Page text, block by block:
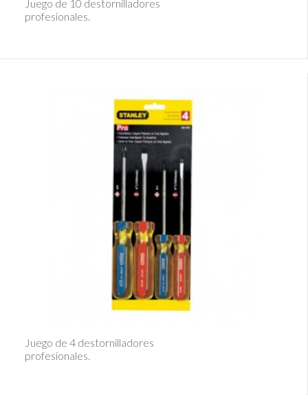
Juego de 10 destornilladores
profesionales.
Juego de 4 destornilladores
profesionales.